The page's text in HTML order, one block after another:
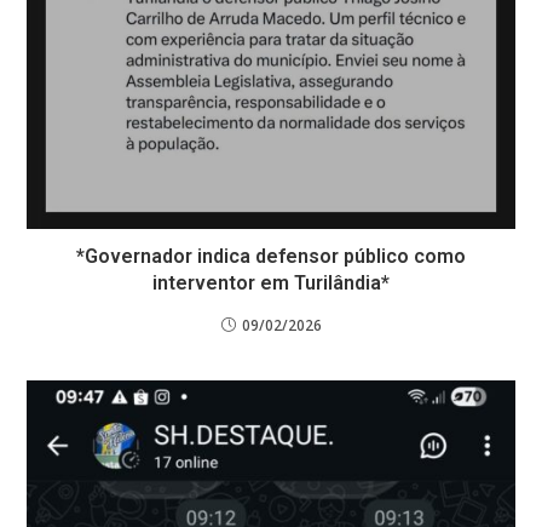
*Governador indica defensor público como
interventor em Turilândia*
09/02/2026